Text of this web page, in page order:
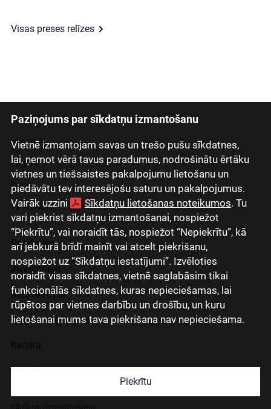
Paziņojums par sīkdatņu izmantošanu
Vietnē izmantojam savas un trešo pušu sīkdatnes,
lai, ņemot vērā tavus paradumus, nodrošinātu ērtāku
vietnes un tiešsaistes pakalpojumu lietošanu un
piedāvātu tev interesējošu saturu un pakalpojumus.
Vairāk uzzini
Sīkdatņu lietošanas noteikumos. Tu
vari piekrist sīkdatņu izmantošanai, nospiežot
“Piekrītu”, vai noraidīt tās, nospiežot “Nepiekrītu”, kā
arī jebkurā brīdī mainīt vai atcelt piekrišanu,
nospiežot uz “Sīkdatņu iestatījumi”. Izvēloties
noraidīt visas sīkdatnes, vietnē saglabāsim tikai
funkcionālās sīkdatnes, kuras nepieciešamas, lai
rūpētos par vietnes darbību un drošību, un kuru
lietošanai mums tava piekrišana nav nepieciešama.
Piekrītu
Visas preses relīzes
Latviski
Русский
English
Eesti
Lietuviškai
Par mums
Investoriem
Mediju telpa
Grupas uzņēmumi
Kontakti